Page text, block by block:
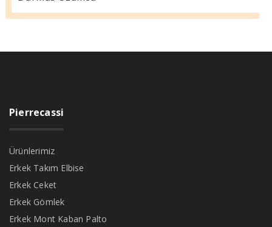
Pierrecassi
Ürünlerimiz
Erkek Takım Elbise
Erkek Ceket
Erkek Gömlek
Erkek Mont Kaban Palto